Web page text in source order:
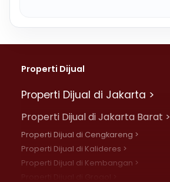
Properti Dijual
Properti Dijual di Jakarta >
Properti Dijual di Jakarta Barat >
Properti Dijual di Cengkareng >
Properti Dijual di Kalideres >
Properti Dijual di Kembangan >